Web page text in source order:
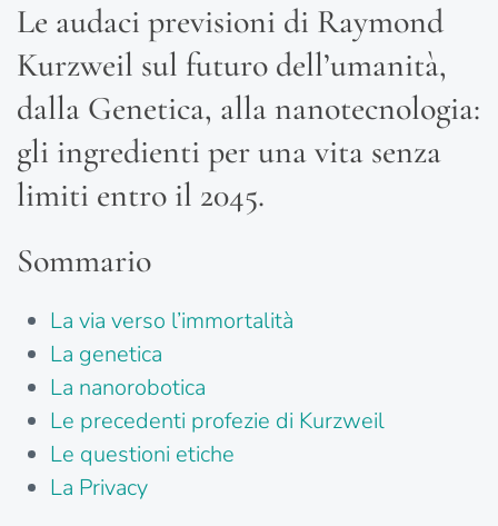
Le audaci previsioni di Raymond
Kurzweil sul futuro dell’umanità,
dalla Genetica, alla nanotecnologia:
gli ingredienti per una vita senza
limiti entro il 2045.
Sommario
La via verso l’immortalità
La genetica
La nanorobotica
Le precedenti profezie di Kurzweil
Le questioni etiche
La Privacy